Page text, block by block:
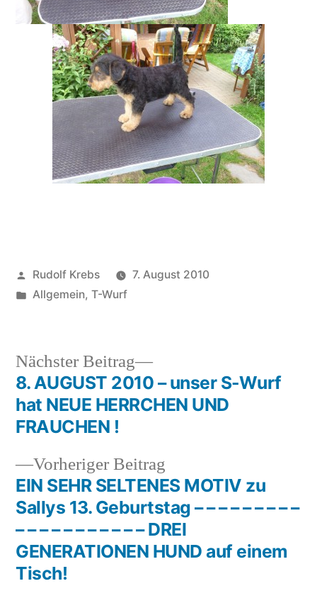
Veröffentlicht
von
Rudolf Krebs
7. August 2010
Veröffentlicht
Allgemein, T-Wurf
Beitragsnavigation
Vorheriger Beitrag
Beitrag:
EIN SEHR SELTENES MOTIV zu
Sallys 13. Geburtstag – – – – – – – – –
– – – – – – – – – – – DREI
GENERATIONEN HUND auf einem
Tisch!
Nächster Beitrag
Nächster
Beitrag:
8. AUGUST 2010 – unser S-Wurf
hat NEUE HERRCHEN UND
FRAUCHEN !